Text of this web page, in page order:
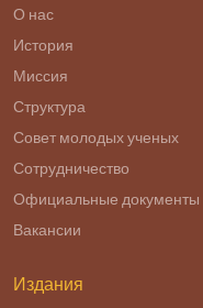
О нас
История
Миссия
Структура
Совет молодых ученых
Сотрудничество
Официальные документы
Вакансии
Издания